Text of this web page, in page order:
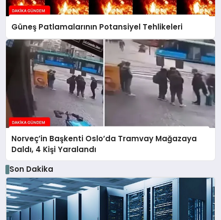
Güneş Patlamalarının Potansiyel Tehlikeleri
Norveç’in Başkenti Oslo’da Tramvay Mağazaya
Daldı, 4 Kişi Yaralandı
Son Dakika